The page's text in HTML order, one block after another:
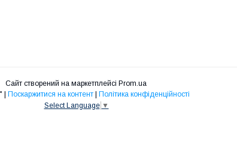
Сайт створений на маркетплейсі Prom.ua
"Землероб" | Поскаржитися на контент | Політика конфіденційності
Select Language ▼